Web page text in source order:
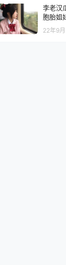
李老汉
胞胎姐
22年9月